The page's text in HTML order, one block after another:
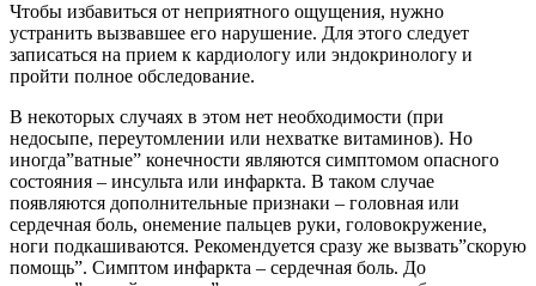
Чтобы избавиться от неприятного ощущения, нужно
устранить вызвавшее его нарушение. Для этого следует
записаться на прием к кардиологу или эндокринологу и
пройти полное обследование.
В некоторых случаях в этом нет необходимости (при
недосыпе, переутомлении или нехватке витаминов). Но
иногда”ватные” конечности являются симптомом опасного
состояния – инсульта или инфаркта. В таком случае
появляются дополнительные признаки – головная или
сердечная боль, онемение пальцев руки, головокружение,
ноги подкашиваются. Рекомендуется сразу же вызвать”скорую
помощь”. Симптом инфаркта – сердечная боль. До